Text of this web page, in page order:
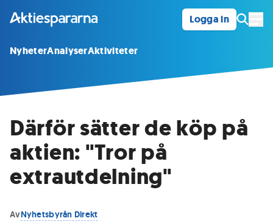
Logga in
NyheterAnalyserAktiviteter
Därför sätter de köp på
aktien: "Tror på
extrautdelning"
AvNyhetsbyrån Direkt